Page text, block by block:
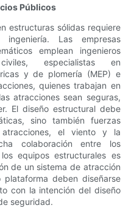
Públicos
estructuras sólidas requiere
Las empresas
emplean ingenieros
especialistas en
y de plomería (MEP) e
quienes trabajan en
atracciones sean seguras,
El diseño estructural debe
sino también fuerzas
el viento y la
colaboración entre los
equipos estructurales es
de un sistema de atracción
deben diseñarse
con la intención del diseño
seguridad.